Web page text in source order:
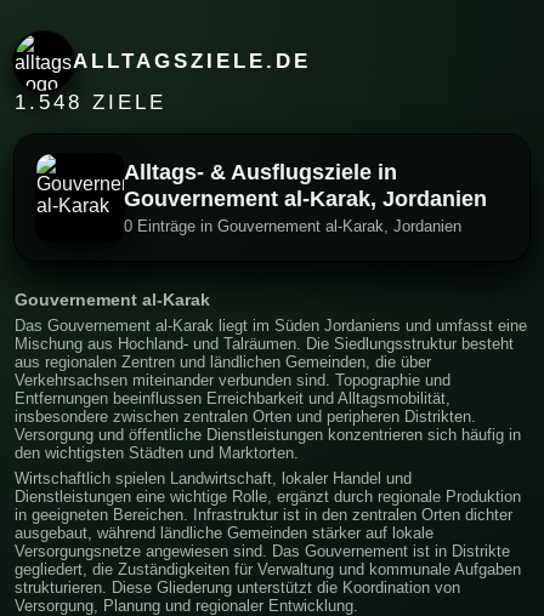
ALLTAGSZIELE.DE
1.548 ZIELE
Alltags- & Ausflugsziele in
Gouvernement al-Karak, Jordanien
0 Einträge in Gouvernement al-Karak, Jordanien
Gouvernement al-Karak
Das Gouvernement al-Karak liegt im Süden Jordaniens und umfasst eine
Mischung aus Hochland- und Talräumen. Die Siedlungsstruktur besteht
aus regionalen Zentren und ländlichen Gemeinden, die über
Verkehrsachsen miteinander verbunden sind. Topographie und
Entfernungen beeinflussen Erreichbarkeit und Alltagsmobilität,
insbesondere zwischen zentralen Orten und peripheren Distrikten.
Versorgung und öffentliche Dienstleistungen konzentrieren sich häufig in
den wichtigsten Städten und Marktorten.
Wirtschaftlich spielen Landwirtschaft, lokaler Handel und
Dienstleistungen eine wichtige Rolle, ergänzt durch regionale Produktion
in geeigneten Bereichen. Infrastruktur ist in den zentralen Orten dichter
ausgebaut, während ländliche Gemeinden stärker auf lokale
Versorgungsnetze angewiesen sind. Das Gouvernement ist in Distrikte
gegliedert, die Zuständigkeiten für Verwaltung und kommunale Aufgaben
strukturieren. Diese Gliederung unterstützt die Koordination von
Versorgung, Planung und regionaler Entwicklung.